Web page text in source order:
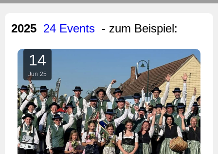
2025 24 Events - zum Beispiel:
14
Jun 25